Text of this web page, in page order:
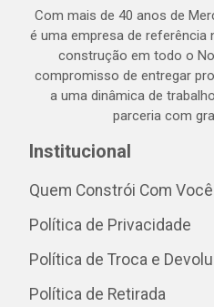
Com mais de 40 anos de
é uma empresa de referência
construção em todo o
compromisso de entregar
a uma dinâmica de
parceria com
Institucional
Quem Constrói Com Você
Política de Privacidade
Política de Troca e
Política de Retirada